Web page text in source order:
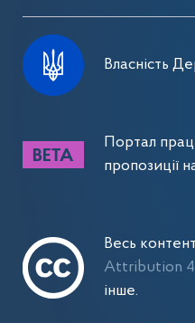
Власність
Портал
пропозиції
Весь
Attribution
інше.